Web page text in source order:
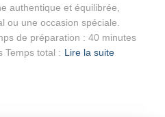
authentique et équilibrée,
ou une occasion spéciale.
de préparation : 40 minutes
Temps total : Lire la suite